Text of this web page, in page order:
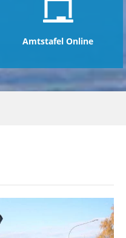
Amtstafel Online